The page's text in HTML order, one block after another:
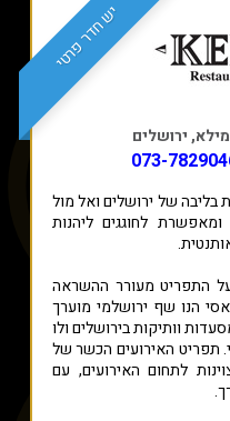
יש חדר פרטי
073-
של ירושלים ואל מול
לחוגגים ליהנות
התפריט מעורר ההשראה
הנו שף ירושלמי מוערך
וותיקות בירושלים ולו
תפריט האירועים הכשר של
לתחום האירועים, עם